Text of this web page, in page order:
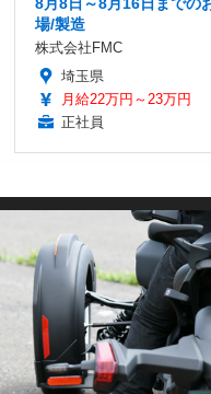
場/製造
株式会社FMC
埼玉県
月給22万円～23万円
正社員